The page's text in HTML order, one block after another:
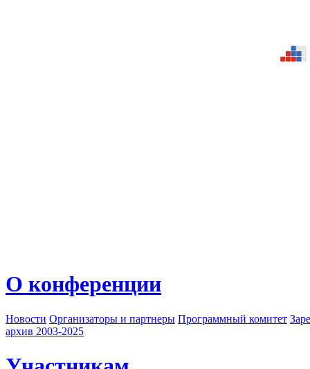
О конференции
Новости Организаторы и партнеры Программный комитет
архив 2003-2025